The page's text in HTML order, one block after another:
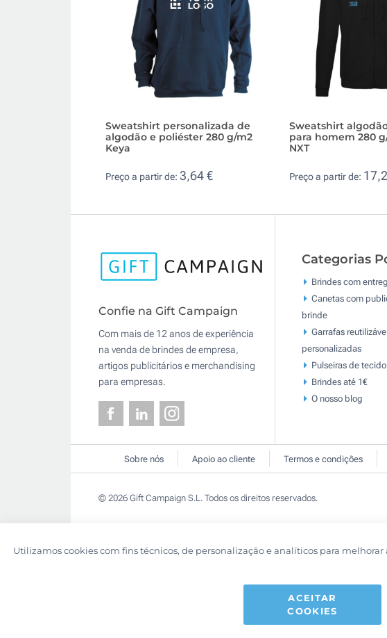
Sweatshirt personalizada de
algodão e poliéster 280 g/m2
Keya
Preço a partir de: 3,64 €
Sweatshirt
para homem 280
NXT
Preço a partir de:
Confie na Gift Campaign
Com mais de 12 anos de experiência
na venda de brindes de empresa,
artigos publicitários e merchandising
para empresas.
Categorias
Brindes com
Canetas com
brinde
Garrafas
personalizadas
Pulseiras de
Brindes até 1€
O nosso blog
Sobre nós Apoio ao cliente Termos e condições
© 2026 Gift Campaign S.L. Todos os direitos reservados.
Utilizamos cookies com fins técnicos, de personalização e analíticos para
ACEITAR
COOKIES